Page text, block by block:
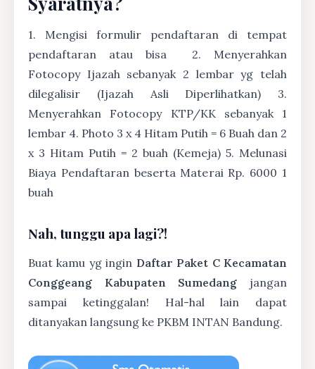
1. Mengisi formulir pendaftaran di tempat
pendaftaran atau bisa
2. Menyerahkan
Fotocopy Ijazah sebanyak 2 lembar yg telah
dilegalisir (Ijazah Asli Diperlihatkan) 3.
Menyerahkan Fotocopy KTP/KK sebanyak 1
lembar 4. Photo 3 x 4 Hitam Putih = 6 Buah dan 2
x 3 Hitam Putih = 2 buah (Kemeja) 5. Melunasi
Biaya Pendaftaran beserta Materai Rp. 6000 1
buah
Nah, tunggu apa lagi?!
Buat kamu yg ingin Daftar Paket C Kecamatan
Conggeang Kabupaten Sumedang jangan
sampai ketinggalan! Hal-hal lain dapat
ditanyakan langsung ke PKBM INTAN Bandung.